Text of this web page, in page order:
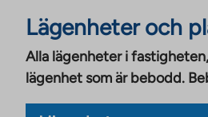
Lägenheter och
Alla lägenheter i
lägenhet som är bebodd.